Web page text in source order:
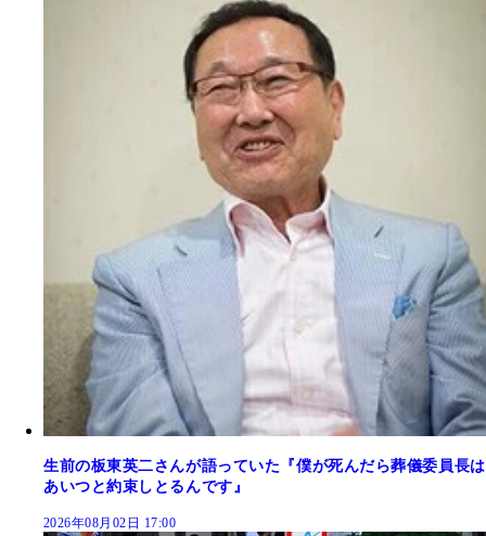
生前の板東英二さんが語っていた『僕が死んだら葬儀委員長は
あいつと約束しとるんです』
2026年08月02日 17:00